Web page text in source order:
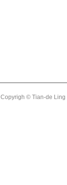
Copyrigh © Tian-de Ling